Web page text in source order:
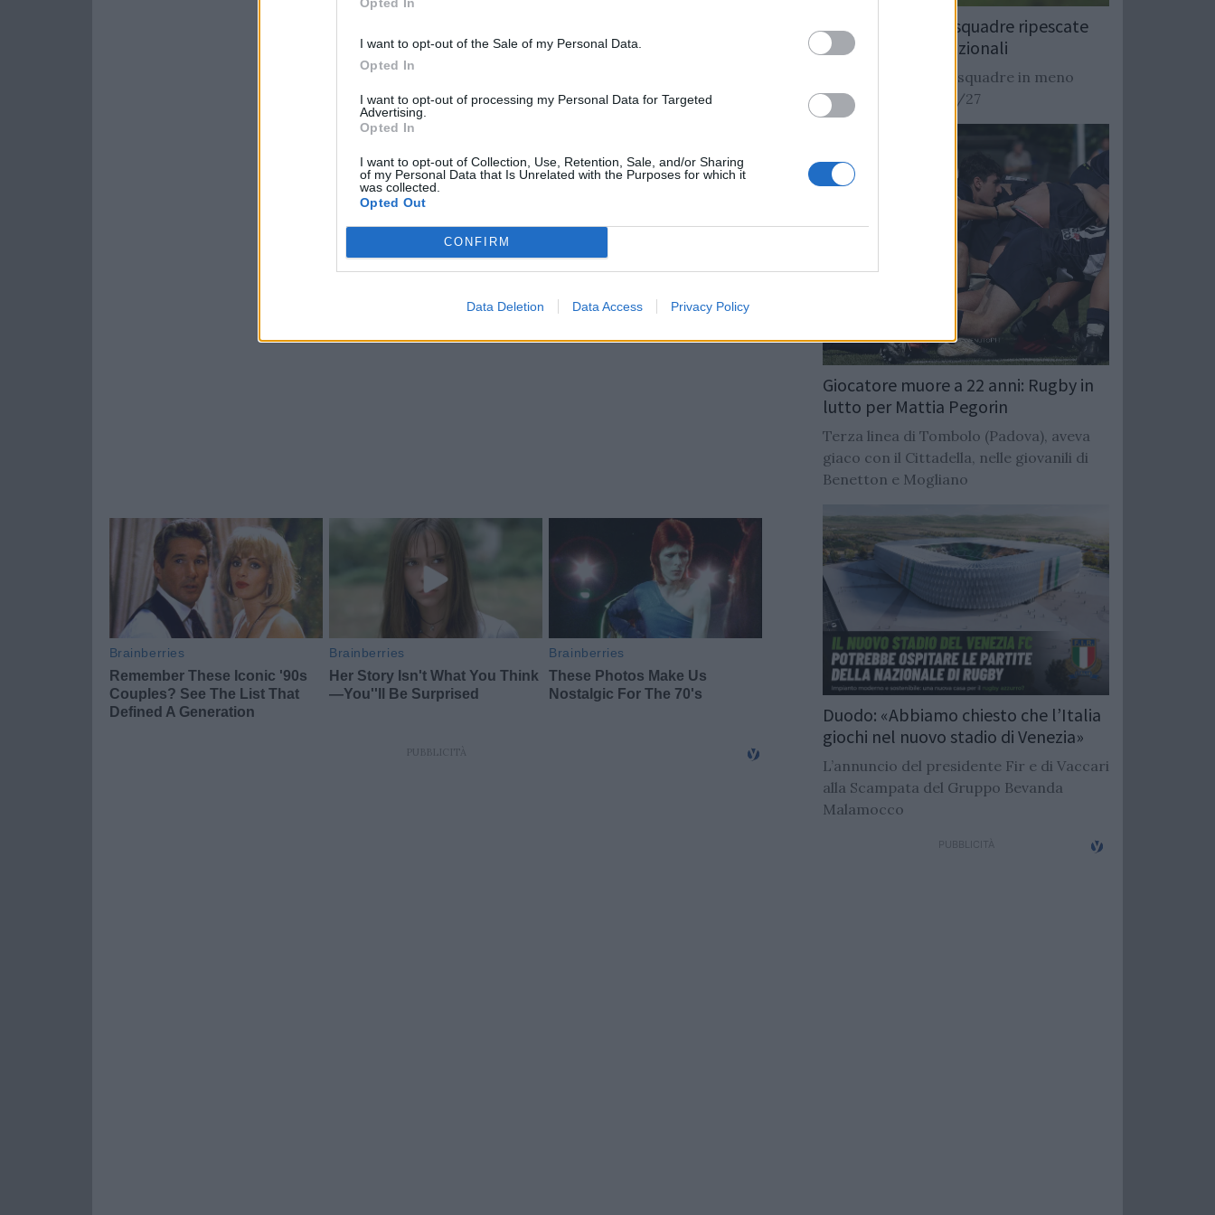
I want to opt-out of the Sale of my Personal Data.
Opted In
I want to opt-out of processing my Personal Data for Targeted
Advertising.
Opted In
I want to opt-out of Collection, Use, Retention, Sale, and/or Sharing
of my Personal Data that Is Unrelated with the Purposes for which it
was collected.
Opted Out
CONFIRM
Data Deletion Data Access Privacy Policy
Rugby: Record di squadre ripescate
nei campionati nazionali
Si stimano oltre 20 squadre in meno
dalla stagione 2026/27
Giocatore muore a 22 anni: Rugby in
lutto per Mattia Pegorin
Terza linea di Tombolo (Padova), aveva
giaco con il Cittadella, nelle giovanili di
Benetton e Mogliano
Duodo: «Abbiamo chiesto che l’Italia
giochi nel nuovo stadio di Venezia»
L’annuncio del presidente Fir e di Vaccari
alla Scampata del Gruppo Bevanda
Malamocco